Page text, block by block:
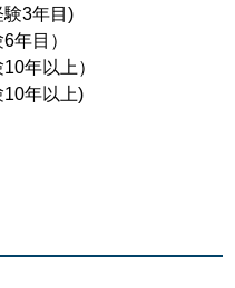
3年目)
年目）
年以上）
年以上)